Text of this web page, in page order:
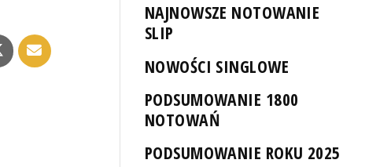
NAJNOWSZE NOTOWANIE
SLIP
NOWOŚCI SINGLOWE
PODSUMOWANIE 1800
NOTOWAŃ
PODSUMOWANIE ROKU 2025